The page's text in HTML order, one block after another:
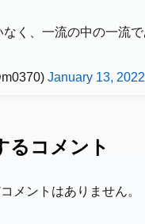
く、一流の中の一流
January 13, 2022
るコメント
メントはありません。